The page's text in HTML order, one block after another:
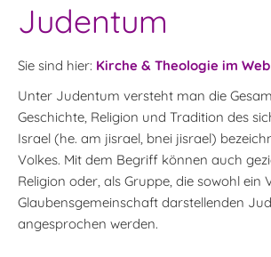
Judentum
Sie sind hier: Kirche & Theologie im Web
Unter Judentum versteht man die
Geschichte, Religion und Tradition des
Israel (he. am jisrael, bnei jisrael)
Volkes. Mit dem Begriff können auch
Religion oder, als Gruppe, die sowohl ein
Glaubensgemeinschaft darstellenden
angesprochen werden.